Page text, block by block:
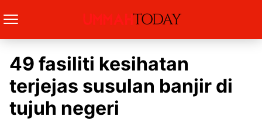
49 fasiliti kesihatan
terjejas susulan banjir di
tujuh negeri